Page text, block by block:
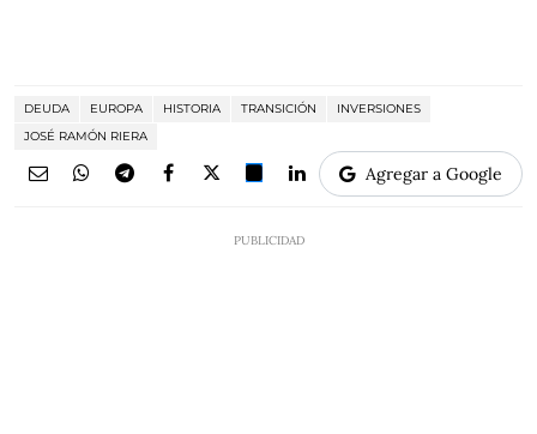
DEUDA EUROPA HISTORIA TRANSICIÓN
INVERSIONES
JOSÉ RAMÓN RIERA
Agregar a Google